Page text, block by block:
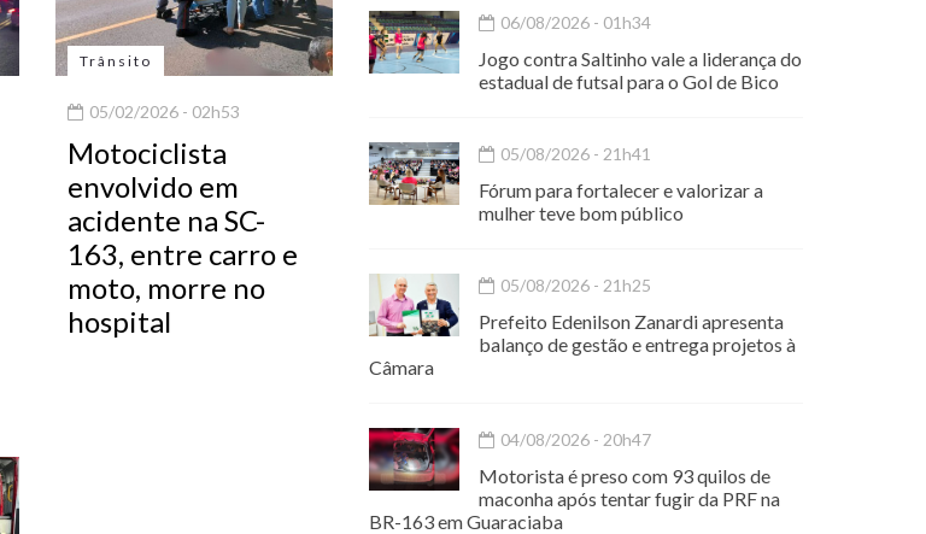
Trânsito
05/02/2026 - 02h53
Motociclista
envolvido em
acidente na SC-
163, entre carro e
moto, morre no
hospital
06/08/2026 - 01h34
Jogo contra Saltinho vale a liderança do
estadual de futsal para o Gol de Bico
05/08/2026 - 21h41
Fórum para fortalecer e valorizar a
mulher teve bom público
05/08/2026 - 21h25
Prefeito Edenilson Zanardi apresenta
balanço de gestão e entrega projetos à
Câmara
04/08/2026 - 20h47
Motorista é preso com 93 quilos de
maconha após tentar fugir da PRF na
BR-163 em Guaraciaba